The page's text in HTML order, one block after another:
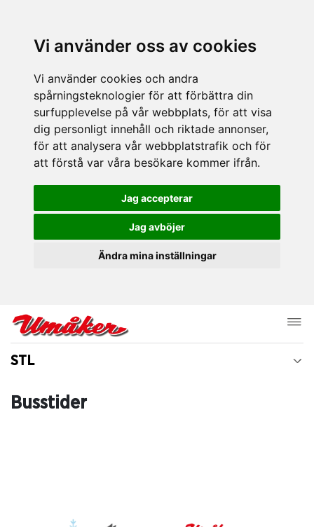
Vi använder oss av cookies
Vi använder cookies och andra
spårningsteknologier för att förbättra din
surfupplevelse på vår webbplats, för att visa
dig personligt innehåll och riktade annonser,
för att analysera vår webbplatstrafik och för
att förstå var våra besökare kommer ifrån.
Jag accepterar
Jag avböjer
Ändra mina inställningar
STL
Busstider